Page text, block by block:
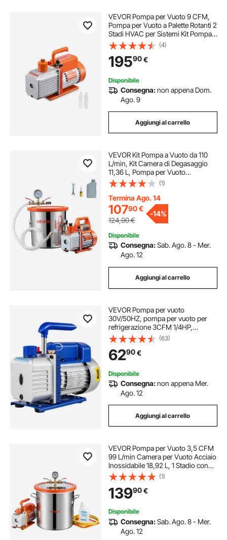
VEVOR Pompa per Vuoto 9 CFM,
Pompa per Vuoto a Palette Rotanti 2
Stadi HVAC per Sistemi Kit Pompa
per Vuoto AC per Auto con
Contenitore per Olio per
Manutenzione Aria Condizionata da
Veicoli
(4)
19590€
Disponibile
Consegna:non appena Dom.
Ago. 9
Aggiungi al carrello
VEVOR Kit Pompa a Vuoto da 110
L/min, Kit Camera di Degasaggio
11,36 L, Pompa per Vuoto
Monostadio, Coperchio in Vetro
Temperato, Tubo 1,5 m, per
Stabilizzare Resina Siliconica
Degassante Legno
(1)
Termina Ago. 14
10790€
124,90€
-14%
Disponibile
Consegna:Sab. Ago. 8 - Mer.
Ago. 12
Aggiungi al carrello
VEVOR Pompa per vuoto
30V/50HZ, pompa per vuoto per
refrigerazione 3CFM 1/4HP,
85L/min per Aria condizionata
Pompa per vuoto ad aria elettrica
per auto Sistemi di refrigerazione
(63)
6290€
Disponibile
Consegna:non appena Mer.
Ago. 12
Aggiungi al carrello
VEVOR Pompa per Vuoto 3,5 CFM
99 L/min Camera per Vuoto Acciaio
Inossidabile 18,92 L, 1 Stadio con
Coperchio in Vetro Temperato, Kit
di Pompa con Tubo da 1,5 m per
Stabilizzazione del Legno
(1)
13990€
Disponibile
Consegna:Sab. Ago. 8 - Mer.
Ago. 12